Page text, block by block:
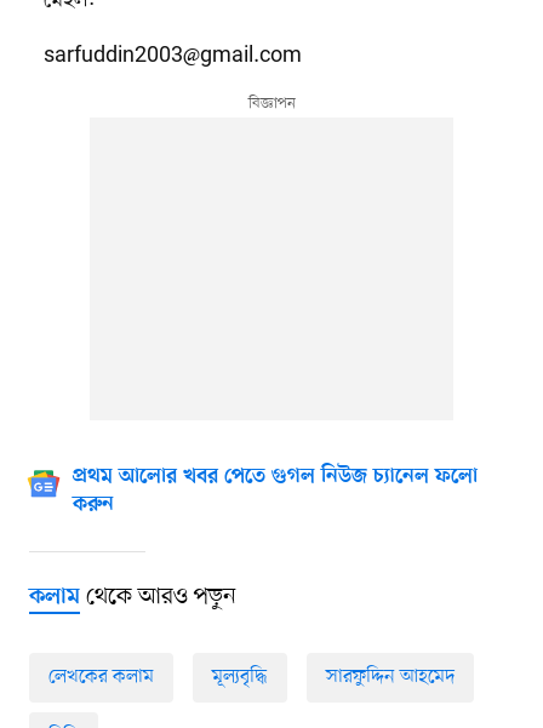
sarfuddin2003@gmail.com
প্রথম আলোর খবর পেতে গুগল নিউজ চ্যানেল ফলো
করুন
কলামথেকে আরও পড়ুন
লেখকের কলাম মূল্যবৃদ্ধি সারফুদ্দিন আহমেদ